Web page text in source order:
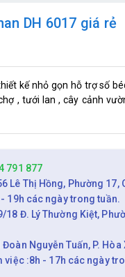
DH 6017 giá rẻ
kế nhỏ gọn hỗ trợ số
, tưới lan , cây cảnh
791 877
Lê Thị Hồng, Phường 17,
- 19h các ngày trong tuần.
18 Đ. Lý Thường Kiệt,
Nguyễn Tuấn, P. Hòa
việc :8h - 17h các ngày